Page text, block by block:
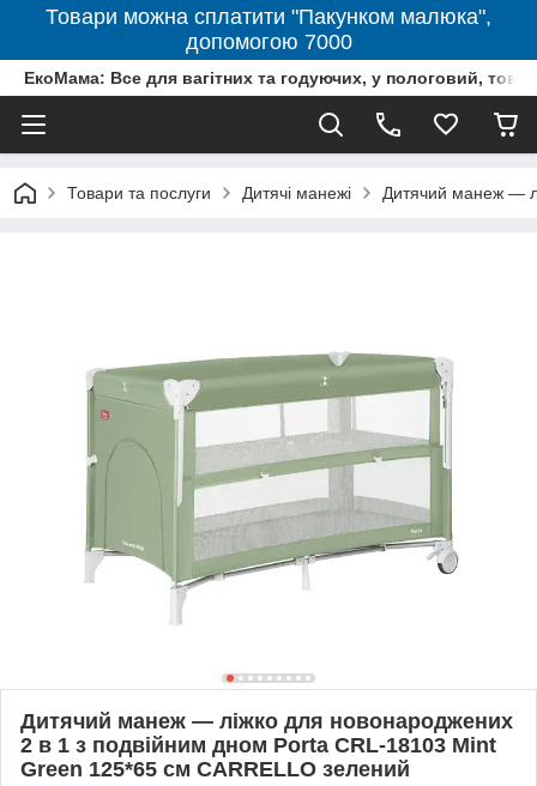
Товари можна сплатити "Пакунком малюка",
допомогою 7000
ЕкоМама: Все для вагітних та годуючих, у пологовий,
Товари та послуги Дитячі манежі Дитячий манеж —
Дитячий манеж — ліжко для новонароджених
2 в 1 з подвійним дном Porta CRL-18103 Mint
Green 125*65 см CARRELLO зелений